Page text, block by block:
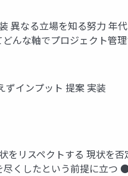
異なる立場を知る努力 年
どんな軸でプロジェクト
ずインプット 提案 実装
をリスペクトする 現状を
尽くしたという前提に立つ